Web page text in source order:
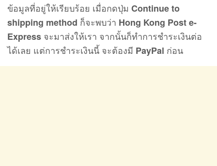
ข้อมูลที่อยู่ให้เรียบร้อย เมื่อกดปุ่ม Continue to
shipping method ก็จะพบว่า Hong Kong Post e-
Express จะมาส่งให้เรา จากนั้นก็ทำการชำระเงินต่อ
ได้เลย แต่การชำระเงินนี้ จะต้องมี PayPal ก่อน